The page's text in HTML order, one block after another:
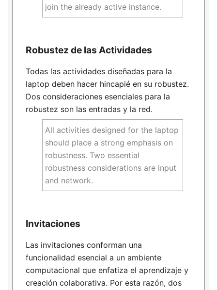
join the already active instance.
Robustez de las Actividades
Todas las actividades diseñadas para la
laptop deben hacer hincapié en su robustez.
Dos consideraciones esenciales para la
robustez son las entradas y la red.
All activities designed for the laptop
should place a strong emphasis on
robustness. Two essential
robustness considerations are input
and network.
Invitaciones
Las invitaciones conforman una
funcionalidad esencial a un ambiente
computacional que enfatiza el aprendizaje y
creación colaborativa. Por esta razón, dos